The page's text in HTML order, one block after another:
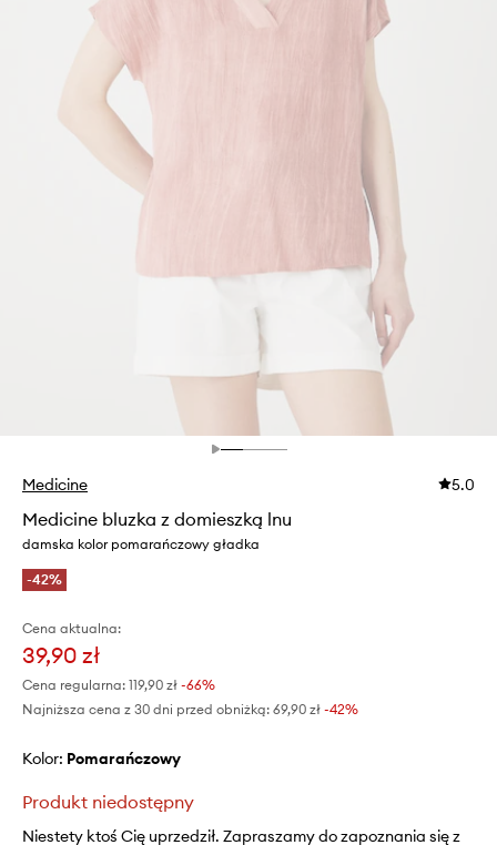
Medicine 5.0
Medicine bluzka z domieszką lnu
damska kolor pomarańczowy gładka
-42%
Cena aktualna:
39,90 zł
Cena regularna: 119,90 zł -66%
Najniższa cena z 30 dni przed obniżką: 69,90 zł -42%
Kolor: pomarańczowy
Produkt niedostępny
Niestety ktoś Cię uprzedził. Zapraszamy do zapoznania się z